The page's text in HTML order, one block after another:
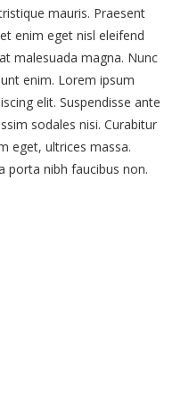
mauris. Praesent
enim eget nisl eleifend
malesuada magna. Nunc
enim. Lorem ipsum
elit. Suspendisse ante
sodales nisi. Curabitur
eget, ultrices massa.
porta nibh faucibus non.